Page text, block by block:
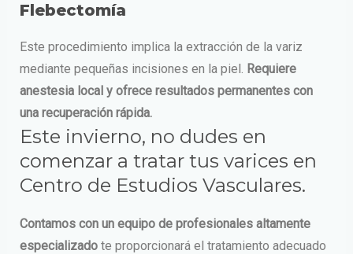
Flebectomía
Este procedimiento implica la extracción de la variz
mediante pequeñas incisiones en la piel. Requiere
anestesia local y ofrece resultados permanentes con
una recuperación rápida.
Este invierno, no dudes en
comenzar a tratar tus varices en
Centro de Estudios Vasculares.
Contamos con un equipo de profesionales altamente
especializadote proporcionará el tratamiento adecuado